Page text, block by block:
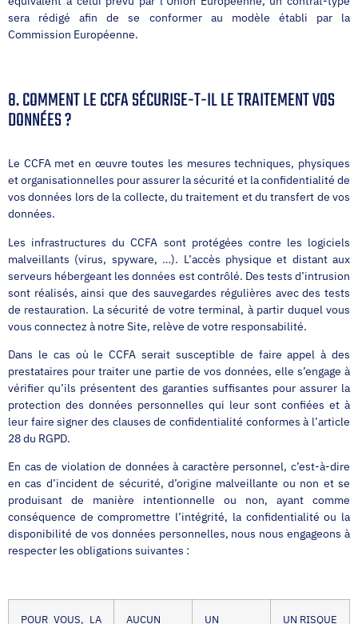
sera rédigé afin de se conformer au modèle établi par la
Commission Européenne.
8. COMMENT LE CCFA SÉCURISE-T-IL LE TRAITEMENT VOS
DONNÉES ?
Le CCFA met en œuvre toutes les mesures techniques, physiques
et organisationnelles pour assurer la sécurité et la confidentialité de
vos données lors de la collecte, du traitement et du transfert de vos
données.
Les infrastructures du CCFA sont protégées contre les logiciels
malveillants (virus, spyware, …). L’accès physique et distant aux
serveurs hébergeant les données est contrôlé. Des tests d’intrusion
sont réalisés, ainsi que des sauvegardes régulières avec des tests
de restauration. La sécurité de votre terminal, à partir duquel vous
vous connectez à notre Site, relève de votre responsabilité.
Dans le cas où le CCFA serait susceptible de faire appel à des
prestataires pour traiter une partie de vos données, elle s’engage à
vérifier qu’ils présentent des garanties suffisantes pour assurer la
protection des données personnelles qui leur sont confiées et à
leur faire signer des clauses de confidentialité conformes à l’article
28 du RGPD.
En cas de violation de données à caractère personnel, c’est-à-dire
en cas d’incident de sécurité, d’origine malveillante ou non et se
produisant de manière intentionnelle ou non, ayant comme
conséquence de compromettre l’intégrité, la confidentialité ou la
disponibilité de vos données personnelles, nous nous engageons à
respecter les obligations suivantes :
POUR VOUS, LA
AUCUN
UN
UN RISQUE